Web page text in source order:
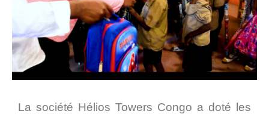
La société Hélios Towers Congo a doté les